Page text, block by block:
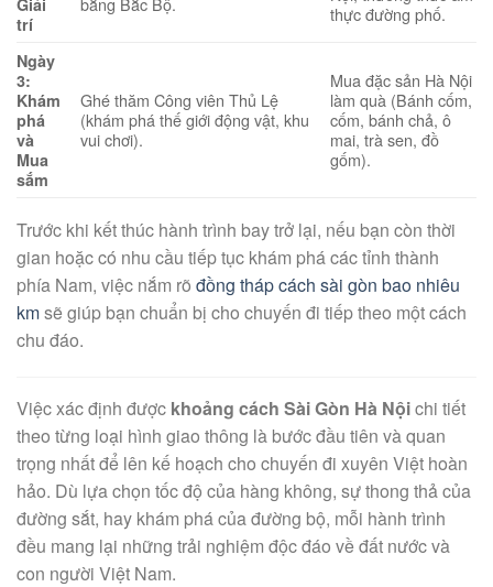
Giải
trí
thực đường phố.
Ngày
3:
Khám
phá
và
Mua
sắm
Ghé thăm Công viên Thủ Lệ
(khám phá thế giới động vật, khu
vui chơi).
Mua đặc sản Hà Nội
làm quà (Bánh cốm,
cốm, bánh chả, ô
mai, trà sen, đồ
gốm).
Trước khi kết thúc hành trình bay trở lại, nếu bạn còn thời
gian hoặc có nhu cầu tiếp tục khám phá các tỉnh thành
phía Nam, việc nắm rõ đồng tháp cách sài gòn bao nhiêu
kmsẽ giúp bạn chuẩn bị cho chuyến đi tiếp theo một cách
chu đáo.
Việc xác định được khoảng cách Sài Gòn Hà Nộichi tiết
theo từng loại hình giao thông là bước đầu tiên và quan
trọng nhất để lên kế hoạch cho chuyến đi xuyên Việt hoàn
hảo. Dù lựa chọn tốc độ của hàng không, sự thong thả của
đường sắt, hay khám phá của đường bộ, mỗi hành trình
đều mang lại những trải nghiệm độc đáo về đất nước và
con người Việt Nam.